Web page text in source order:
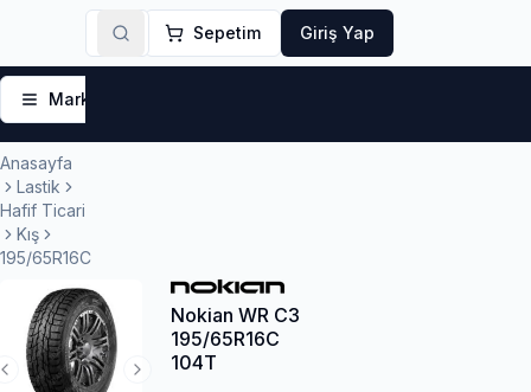
Sepetim Giriş Yap
Markalar
Anasayfa
Lastik
Hafif Ticari
Kış
195/65R16C
Next Slide
Previous Slide
Nokian WR C3
195/65R16C
104T